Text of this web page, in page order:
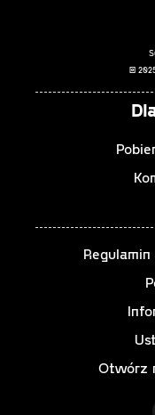
©
Otwórz